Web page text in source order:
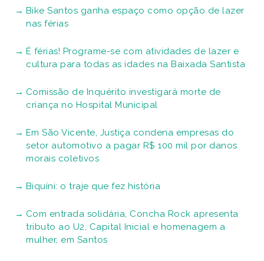
Bike Santos ganha espaço como opção de lazer
nas férias
É férias! Programe-se com atividades de lazer e
cultura para todas as idades na Baixada Santista
Comissão de Inquérito investigará morte de
criança no Hospital Municipal
Em São Vicente, Justiça condena empresas do
setor automotivo a pagar R$ 100 mil por danos
morais coletivos
Biquíni: o traje que fez história
Com entrada solidária, Concha Rock apresenta
tributo ao U2, Capital Inicial e homenagem a
mulher, em Santos